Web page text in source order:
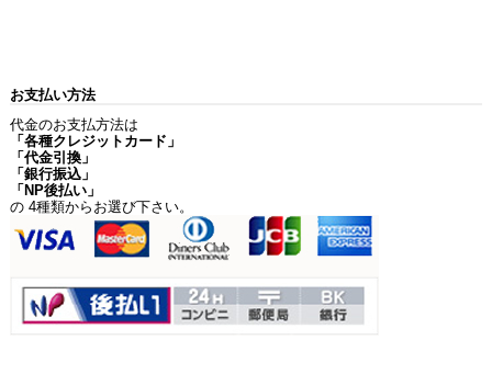
お支払い方法
代金のお支払方法は
「各種クレジットカード」
「代金引換」
「銀行振込」
「NP後払い」
の 4種類からお選び下さい。